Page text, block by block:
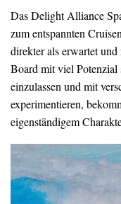
Das Delight Alliance
zum entspannten
direkter als erwartet
Board mit viel Potenzial
einzulassen und mit
experimentieren,
eigenständigem